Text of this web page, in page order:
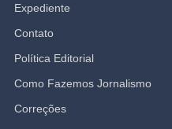
Expediente
Contato
Política Editorial
Como Fazemos Jornalismo
Correções